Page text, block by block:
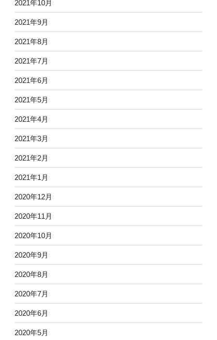
2021年10月
2021年9月
2021年8月
2021年7月
2021年6月
2021年5月
2021年4月
2021年3月
2021年2月
2021年1月
2020年12月
2020年11月
2020年10月
2020年9月
2020年8月
2020年7月
2020年6月
2020年5月